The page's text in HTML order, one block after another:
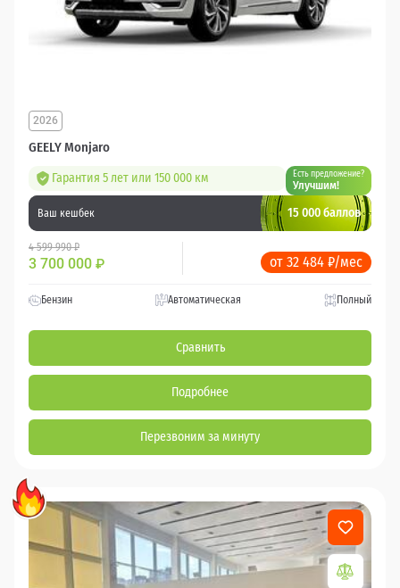
GEELY Monjaro
2026
Гарантия 5 лет или 150 000 км Есть предложение?
Улучшим!
Ваш кешбек 15 000 баллов
4 599 990 ₽
3 700 000 ₽ от 32 484 ₽/мес
Бензин Автоматическая Полный
Сравнить
Подробнее
Перезвоним за минуту